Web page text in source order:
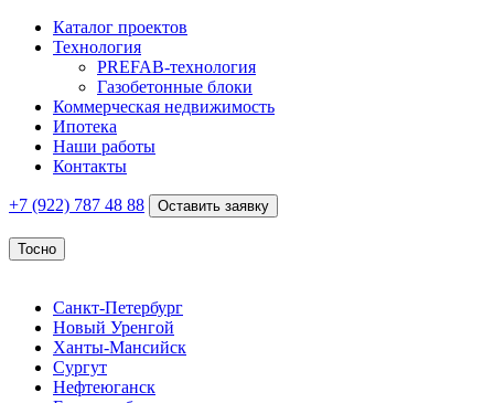
Каталог проектов
Технология
PREFAB-технология
Газобетонные блоки
Коммерческая недвижимость
Ипотека
Наши работы
Контакты
+7 (922) 787 48 88 Оставить заявку
Тосно
Санкт-Петербург
Новый Уренгой
Ханты-Мансийск
Сургут
Нефтеюганск